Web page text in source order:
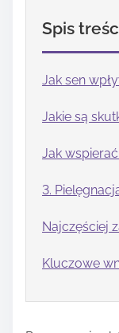
Spis
Jak sen
Jakie są
Jak
3.
Najczęściej
Kluczowe